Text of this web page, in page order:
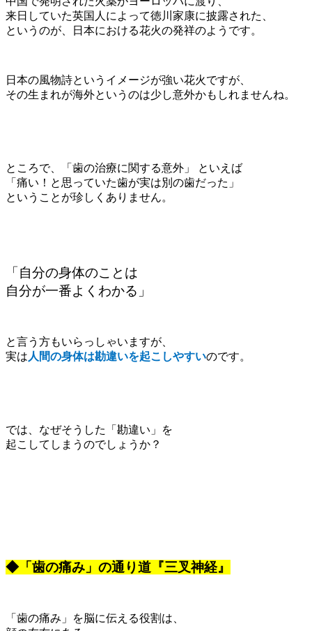
来日していた英国人によって徳川家康に披露された、
というのが、日本における花火の発祥のようです。
日本の風物詩というイメージが強い花火ですが、
その生まれが海外というのは少し意外かもしれませんね。
ところで、「歯の治療に関する意外」 といえば
「痛い！と思っていた歯が実は別の歯だった」
ということが珍しくありません。
「自分の身体のことは
自分が一番よくわかる」
と言う方もいらっしゃいますが、
実は 人間の身体は勘違いを起こしやすいのです。
では、なぜそうした「勘違い」を
起こしてしまうのでしょうか？
◆「歯の痛み」の通り道『三叉神経』
「歯の痛み」を脳に伝える役割は、